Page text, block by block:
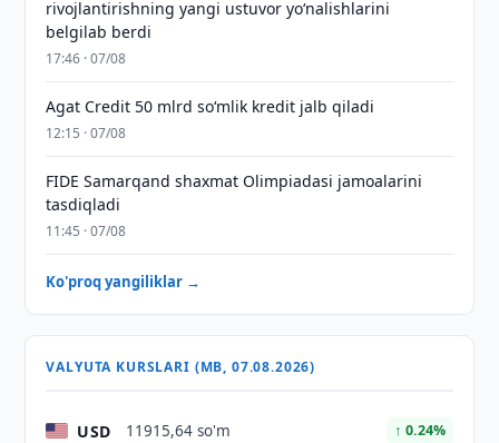
rivojlantirishning yangi ustuvor yoʻnalishlarini
belgilab berdi
17:46 · 07/08
Agat Credit 50 mlrd so‘mlik kredit jalb qiladi
12:15 · 07/08
FIDE Samarqand shaxmat Olimpiadasi jamoalarini
tasdiqladi
11:45 · 07/08
Ko'proq yangiliklar →
VALYUTA KURSLARI (MB, 07.08.2026)
USD 11915,64 so'm ↑ 0.24%